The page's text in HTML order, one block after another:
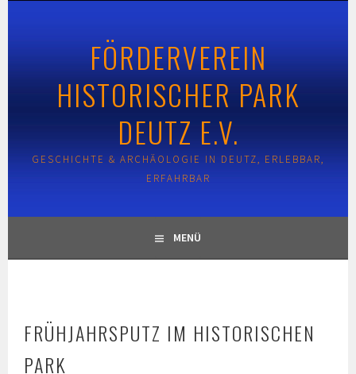
FÖRDERVEREIN
HISTORISCHER PARK
DEUTZ E.V.
GESCHICHTE & ARCHÄOLOGIE IN DEUTZ, ERLEBBAR,
ERFAHRBAR
MENÜ
FRÜHJAHRSPUTZ IM HISTORISCHEN
PARK